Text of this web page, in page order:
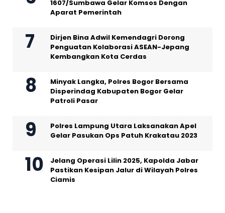
1607/Sumbawa Gelar Komsos Dengan
Aparat Pemerintah
Dirjen Bina Adwil Kemendagri Dorong
Penguatan Kolaborasi ASEAN-Jepang
Kembangkan Kota Cerdas
Minyak Langka, Polres Bogor Bersama
Disperindag Kabupaten Bogor Gelar
Patroli Pasar
Polres Lampung Utara Laksanakan Apel
Gelar Pasukan Ops Patuh Krakatau 2023
Jelang Operasi Lilin 2025, Kapolda Jabar
Pastikan Kesipan Jalur di Wilayah Polres
Ciamis